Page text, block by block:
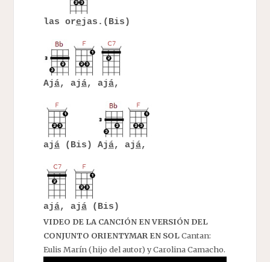
las orejas.(Bis)
Ajá, ajá, ajá,
ajá(Bis) Ajá, ajá,
ajá, ajá(Bis)
VIDEO DE LA CANCIÓN EN VERSIÓN DEL
CONJUNTO ORIENTYMAR EN SOLCantan:
Eulis Marín (hijo del autor) y Carolina Camacho.